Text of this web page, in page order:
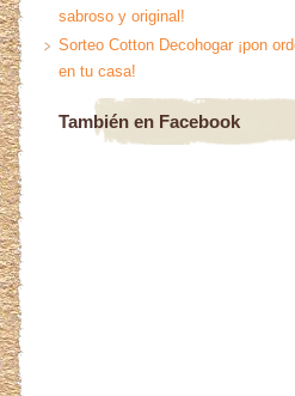
sabroso y original!
Sorteo Cotton Decohogar ¡pon
en tu casa!
También en Facebook